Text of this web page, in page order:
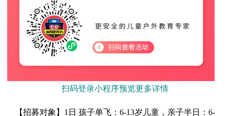
扫码登录小程序预览更多详情
【招募对象】1日 孩子单飞：6-13岁儿童，亲子半日：6-